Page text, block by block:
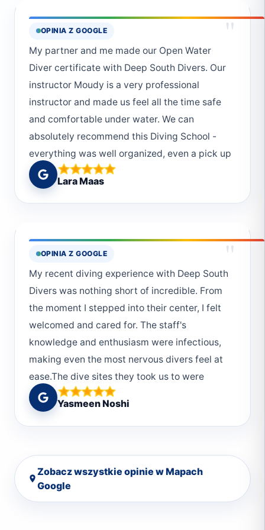
OPINIA Z GOOGLE "
My partner and me made our Open Water
Diver certificate with Deep South Divers. Our
instructor Moudy is a very professional
instructor and made us feel all the time safe
and comfortable under water. We can
absolutely recommend this Diving School -
everything was well organized, even a pick up
from the hotel was possible. We would choose
Deep South Divers every single time again!
And thanks to the really helpful and friendly
Lara Maas
OPINIA Z GOOGLE "
My recent diving experience with Deep South
Divers was nothing short of incredible. From
the moment I stepped into their center, I felt
welcomed and cared for. The staff's
knowledge and enthusiasm were infectious,
making even the most nervous divers feel at
ease.The dive sites they took us to were
absolutely breathtaking. They choose the
sites having the top priority giving the best
experience to the divers. The guides were not
world. They pointed out hidden treasures and
Yasmeen Noshi
Zobacz wszystkie opinie w Mapach
Google